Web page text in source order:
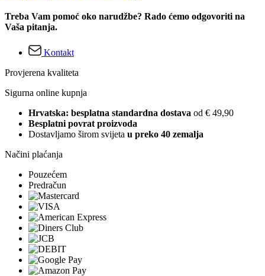
Treba Vam pomoć oko narudžbe? Rado ćemo odgovoriti na
Vaša pitanja.
Kontakt
Provjerena kvaliteta
Sigurna online kupnja
Hrvatska: besplatna standardna dostava od € 49,90
Besplatni povrat proizvoda
Dostavljamo širom svijeta u preko 40 zemalja
Načini plaćanja
Pouzećem
Predračun